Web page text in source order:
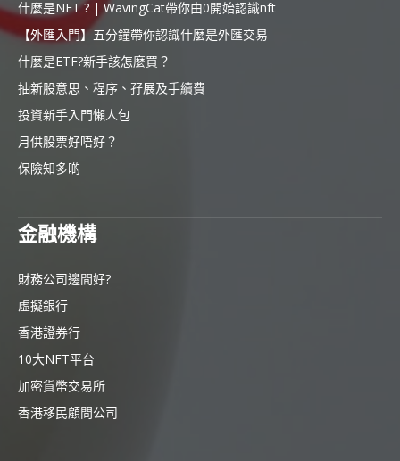
什麼是NFT ? | WavingCat帶你由0開始認識nft
【外匯入門】五分鐘帶你認識什麼是外匯交易
什麼是ETF?新手該怎麼買？
抽新股意思、程序、孖展及手續費
投資新手入門懶人包
月供股票好唔好？
保險知多啲
金融機構
財務公司邊間好?
虛擬銀行
香港證券行
10大NFT平台
加密貨幣交易所
香港移民顧問公司